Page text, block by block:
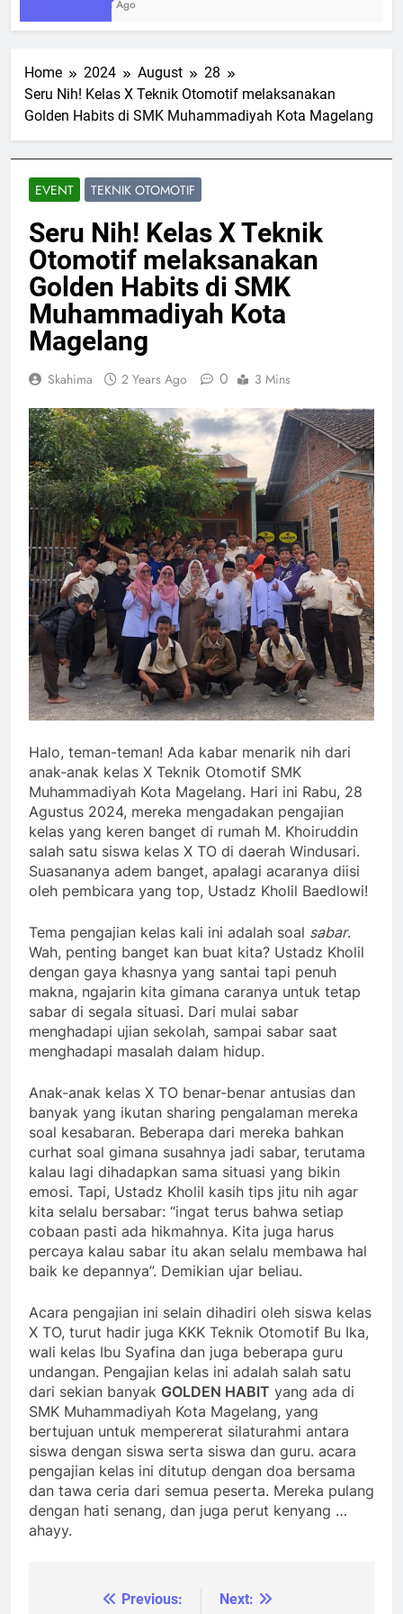
2 Weeks Ago
Home 2024 August
28
Seru Nih! Kelas X Teknik Otomotif melaksanakan
Golden Habits di SMK Muhammadiyah Kota Magelang
EVENT TEKNIK OTOMOTIF
Seru Nih! Kelas X Teknik
Otomotif melaksanakan
Golden Habits di SMK
Muhammadiyah Kota
Magelang
Skahima 2 Years Ago 0 3 Mins
Halo, teman-teman! Ada kabar menarik nih dari
anak-anak kelas X Teknik Otomotif SMK
Muhammadiyah Kota Magelang. Hari ini Rabu, 28
Agustus 2024, mereka mengadakan pengajian
kelas yang keren banget di rumah M. Khoiruddin
salah satu siswa kelas X TO di daerah Windusari.
Suasananya adem banget, apalagi acaranya diisi
oleh pembicara yang top, Ustadz Kholil Baedlowi!
Tema pengajian kelas kali ini adalah soal sabar.
Wah, penting banget kan buat kita? Ustadz Kholil
dengan gaya khasnya yang santai tapi penuh
makna, ngajarin kita gimana caranya untuk tetap
sabar di segala situasi. Dari mulai sabar
menghadapi ujian sekolah, sampai sabar saat
menghadapi masalah dalam hidup.
Anak-anak kelas X TO benar-benar antusias dan
banyak yang ikutan sharing pengalaman mereka
soal kesabaran. Beberapa dari mereka bahkan
curhat soal gimana susahnya jadi sabar, terutama
kalau lagi dihadapkan sama situasi yang bikin
emosi. Tapi, Ustadz Kholil kasih tips jitu nih agar
kita selalu bersabar: “ingat terus bahwa setiap
cobaan pasti ada hikmahnya. Kita juga harus
percaya kalau sabar itu akan selalu membawa hal
baik ke depannya”. Demikian ujar beliau.
Acara pengajian ini selain dihadiri oleh siswa kelas
X TO, turut hadir juga KKK Teknik Otomotif Bu Ika,
wali kelas Ibu Syafina dan juga beberapa guru
undangan. Pengajian kelas ini adalah salah satu
dari sekian banyak GOLDEN HABIT yang ada di
SMK Muhammadiyah Kota Magelang, yang
bertujuan untuk mempererat silaturahmi antara
siswa dengan siswa serta siswa dan guru. acara
pengajian kelas ini ditutup dengan doa bersama
dan tawa ceria dari semua peserta. Mereka pulang
dengan hati senang, dan juga perut kenyang …
ahayy.
Previous: Next: